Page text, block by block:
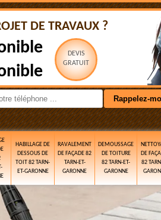
DE TRAVAUX ?
DEVIS
GRATUIT
HABILLAGE DE
DESSOUS DE
TOIT 82 TARN-
ET-GARONNE
RAVALEMENT
DE FAÇADE 82
TARN-ET-
GARONNE
DEMOUSSAGE
DE TOITURE
82 TARN-ET-
GARONNE
DE
82